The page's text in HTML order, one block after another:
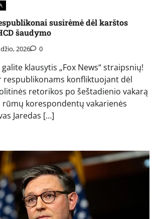
susirėmė dėl karštos
šaudymo
2026 0
galite klausytis „Fox News“ straipsnių!
konfliktuojant dėl
retorikos po šeštadienio vakarą
rūmų korespondentų vakarienės
Jaredas […]